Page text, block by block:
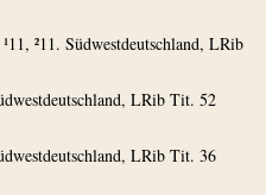
¹11, ²11. Südwestdeutschland, LRib
LRib Tit. 52
LRib Tit. 36